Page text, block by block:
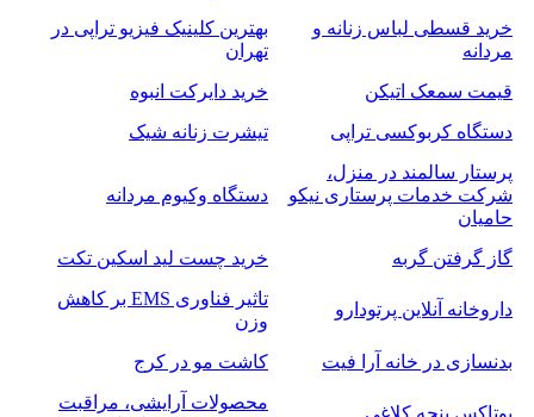
خرید قسطی لباس زنانه و
مردانه
بهترین کلینیک فیزیو تراپی در
تهران
قیمت سمعک اتیکن
خرید دایرکت انبوه
دستگاه کربوکسی تراپی
تیشرت زنانه شیک
پرستار سالمند در منزل،
شرکت خدمات پرستاری نیکو
حامیان
دستگاه وکیوم مردانه
گاز گرفتن گربه خرید چست لید اسکین تکت
داروخانه آنلاین پرتودارو
تاثیر فناوری EMS بر کاهش
وزن
بدنسازی در خانه آرا فیت
کاشت مو در کرج
محصولات آرایشی، مراقبت